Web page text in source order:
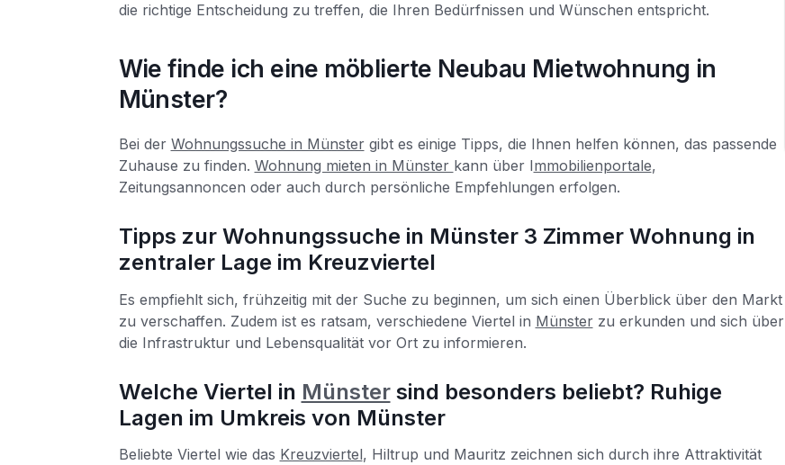
die richtige Entscheidung zu treffen, die Ihren Bedürfnissen und Wünschen entspricht.
Wie finde ich eine möblierte Neubau Mietwohnung in
Münster?
Bei der Wohnungssuche in Münstergibt es einige Tipps, die Ihnen helfen können, das passende
Zuhause zu finden. Wohnung mieten in Münster kann über Immobilienportale,
Zeitungsannoncen oder auch durch persönliche Empfehlungen erfolgen.
Tipps zur Wohnungssuche in Münster 3 Zimmer Wohnung in
zentraler Lage im Kreuzviertel
Es empfiehlt sich, frühzeitig mit der Suche zu beginnen, um sich einen Überblick über den Markt
zu verschaffen. Zudem ist es ratsam, verschiedene Viertel in Münsterzu erkunden und sich über
die Infrastruktur und Lebensqualität vor Ort zu informieren.
Welche Viertel in Münstersind besonders beliebt? Ruhige
Lagen im Umkreis von Münster
Beliebte Viertel wie das Kreuzviertel, Hiltrup und Mauritz zeichnen sich durch ihre Attraktivität